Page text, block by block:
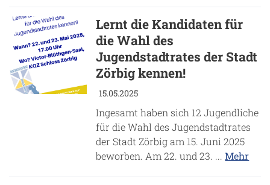
Lernt die Kandidaten für
die Wahl des
Jugendstadtrates der Stadt
Zörbig kennen!
15.05.2025
Ingesamt haben sich 12 Jugendliche
für die Wahl des Jugendstadtrates
der Stadt Zörbig am 15. Juni 2025
beworben. Am 22. und 23. ...Mehr